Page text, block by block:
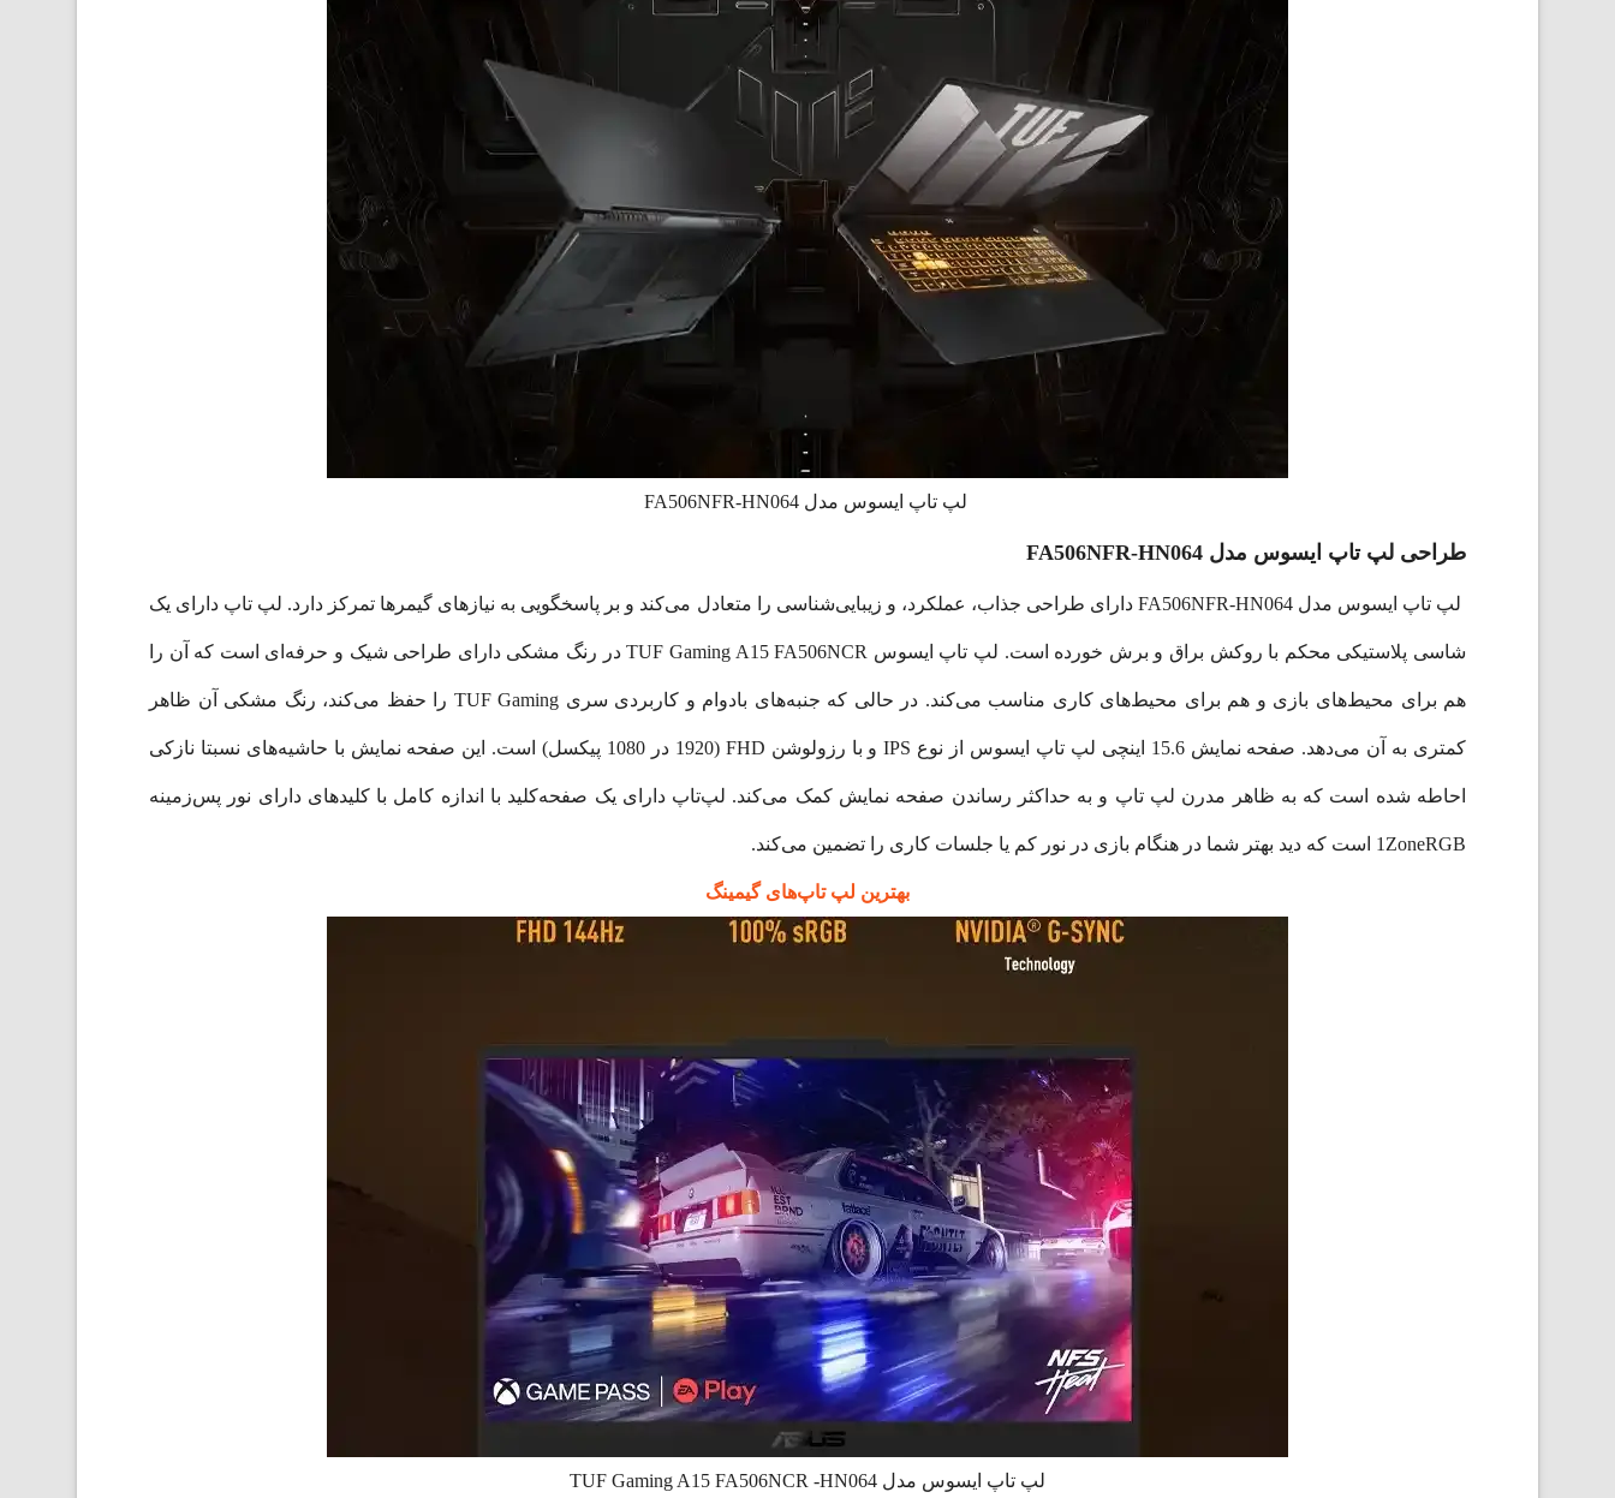
لپ تاپ ایسوس مدل FA506NFR-HN064
طراحی لپ تاپ ایسوس مدل FA506NFR-HN064
لپ تاپ ایسوس مدل FA506NFR-HN064 دارای طراحی جذاب، عملکرد، و زیبایی‌شناسی را متعادل می‌کند و بر پاسخگویی به نیازهای گیمرها تمرکز دارد. لپ تاپ دارای یک
شاسی پلاستیکی محکم با روکش براق و برش خورده است. لپ تاپ ایسوس TUF Gaming A15 FA506NCR در رنگ مشکی دارای طراحی شیک و حرفه‌ای است که آن را
هم برای محیط‌های بازی و هم برای محیط‌های کاری مناسب می‌کند. در حالی که جنبه‌های بادوام و کاربردی سری TUF Gaming را حفظ می‌کند، رنگ مشکی آن ظاهر
کمتری به آن می‌دهد. صفحه نمایش 15.6 اینچی لپ تاپ ایسوس از نوع IPS و با رزولوشن FHD (1920 در 1080 پیکسل) است. این صفحه نمایش با حاشیه‌های نسبتا نازکی
احاطه شده است که به ظاهر مدرن لپ تاپ و به حداکثر رساندن صفحه نمایش کمک می‌کند. لپ‌تاپ دارای یک صفحه‌کلید با اندازه کامل با کلیدهای دارای نور پس‌زمینه
1ZoneRGB است که دید بهتر شما در هنگام بازی در نور کم یا جلسات کاری را تضمین می‌کند.
بهترین لپ تاپ‌های گیمینگ
لپ تاپ ایسوس مدل TUF Gaming A15 FA506NCR -HN064